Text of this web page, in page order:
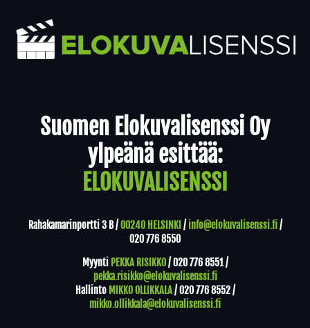
Suomen Elokuvalisenssi Oy
ylpeänä esittää:
ELOKUVALISENSSI
Rahakamarinportti 3 B /00240 HELSINKI / info@elokuvalisenssi.fi/
020 776 8550
Myynti PEKKA RISIKKO/020 776 8551/
pekka.risikko@elokuvalisenssi.fi
Hallinto MIKKO OLLIKKALA/020 776 8552/
mikko.ollikkala@elokuvalisenssi.fi